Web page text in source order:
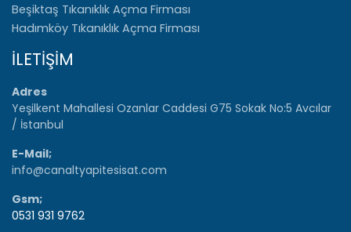
Beşiktaş Tıkanıklık Açma Firması
Hadımköy Tıkanıklık Açma Firması
İLETİŞİM
Adres
Yeşilkent Mahallesi Ozanlar Caddesi G75 Sokak No:5 Avcılar
/ İstanbul
E-Mail;
info@canaltyapitesisat.com
Gsm;
0531 931 9762